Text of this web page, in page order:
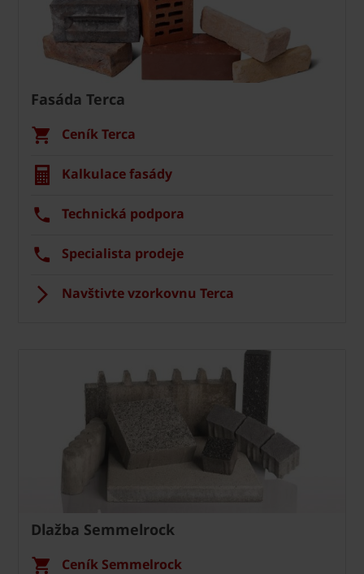
Fasáda Terca
Ceník Terca
Kalkulace fasády
Technická podpora
Specialista prodeje
Navštivte vzorkovnu Terca
Dlažba Semmelrock
Ceník Semmelrock